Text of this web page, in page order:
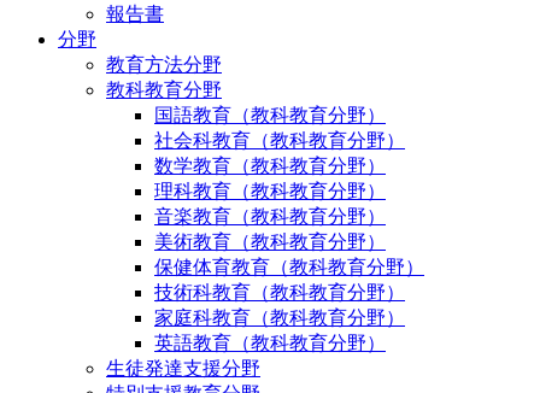
報告書
分野
教育方法分野
教科教育分野
国語教育（教科教育分野）
社会科教育（教科教育分野）
数学教育（教科教育分野）
理科教育（教科教育分野）
音楽教育（教科教育分野）
美術教育（教科教育分野）
保健体育教育（教科教育分野）
技術科教育（教科教育分野）
家庭科教育（教科教育分野）
英語教育（教科教育分野）
生徒発達支援分野